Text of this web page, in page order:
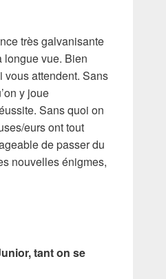
très galvanisante
longue vue. Bien
vous attendent. Sans
y joue
Sans quoi on
eurs ont tout
de passer du
nouvelles énigmes,
tant on se